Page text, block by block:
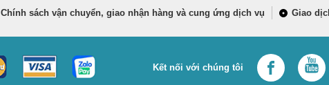
Chính sách vận chuyển, giao nhận hàng và cung ứng dịch vụ Giao
Kết nối với chúng tôi